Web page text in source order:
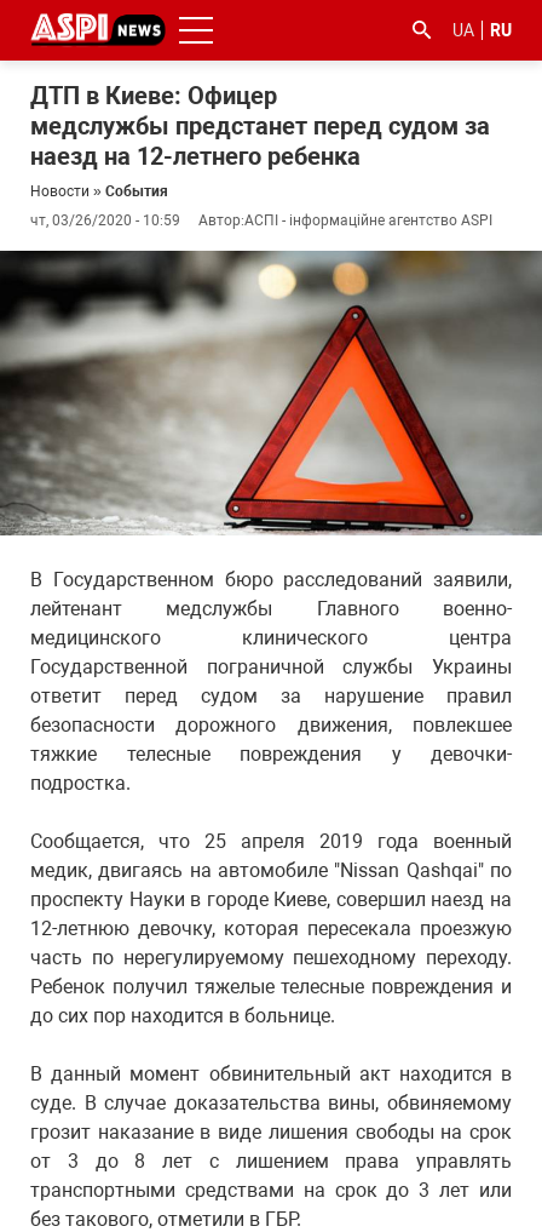
UA RU
ДТП в Киеве: Офицер
медслужбы предстанет перед судом за
наезд на 12-летнего ребенка
Новости » События
чт, 03/26/2020 - 10:59
Автор:АСПІ - інформаційне агентство ASPI
В Государственном бюро расследований заявили,
лейтенант медслужбы Главного военно-
медицинского клинического центра
Государственной пограничной службы Украины
ответит перед судом за нарушение правил
безопасности дорожного движения, повлекшее
тяжкие телесные повреждения у девочки-
подростка.
Сообщается, что 25 апреля 2019 года военный
медик, двигаясь на автомобиле "Nissan Qashqai" по
проспекту Науки в городе Киеве, совершил наезд на
12-летнюю девочку, которая пересекала проезжую
часть по нерегулируемому пешеходному переходу.
Ребенок получил тяжелые телесные повреждения и
до сих пор находится в больнице.
В данный момент обвинительный акт находится в
суде. В случае доказательства вины, обвиняемому
грозит наказание в виде лишения свободы на срок
от 3 до 8 лет с лишением права управлять
транспортными средствами на срок до 3 лет или
без такового, отметили в ГБР.
#ООС
#боротьба
з
корупцією
#гфс #Киев #коронавірус